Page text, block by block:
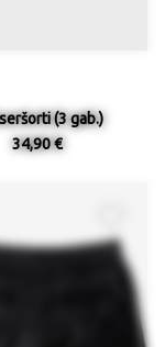
(3 gab.)
34,90 €